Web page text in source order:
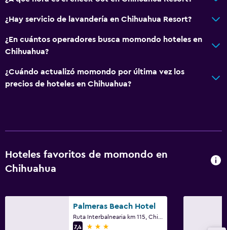
¿Hay servicio de lavandería en Chihuahua Resort?
¿En cuántos operadores busca momondo hoteles en
Chihuahua?
¿Cuándo actualizó momondo por última vez los
precios de hoteles en Chihuahua?
Hoteles favoritos de momondo en
Chihuahua
Palmeras Beach Hotel
7,4
3 estrellas